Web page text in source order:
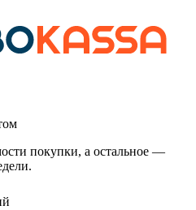
покупки, а остальное —